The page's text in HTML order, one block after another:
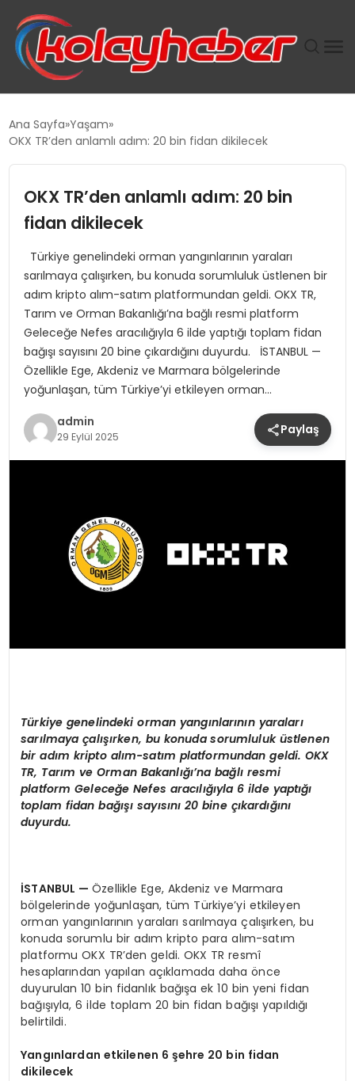
TANYER YAPI ZEMIN MÜHENDISLIĞINDE HEDEF
TOROSLAR’DA PAZAR GERGİNLİĞİ!
Ana Sayfa Yaşam
OKX TR’den anlamlı adım: 20 bin fidan dikilecek
OKX TR’den anlamlı adım: 20 bin
fidan dikilecek
Türkiye genelindeki orman yangınlarının yaraları
sarılmaya çalışırken, bu konuda sorumluluk üstlenen bir
adım kripto alım-satım platformundan geldi. OKX TR,
Tarım ve Orman Bakanlığı’na bağlı resmi platform
Geleceğe Nefes aracılığıyla 6 ilde yaptığı toplam fidan
bağışı sayısını 20 bine çıkardığını duyurdu. İSTANBUL —
Özellikle Ege, Akdeniz ve Marmara bölgelerinde
yoğunlaşan, tüm Türkiye’yi etkileyen orman…
admin
29 Eylül 2025 Paylaş
Türkiye genelindeki orman yangınlarının yaraları
sarılmaya çalışırken, bu konuda sorumluluk üstlenen
bir adım kripto alım-satım platformundan geldi. OKX
TR, Tarım ve Orman Bakanlığı’na bağlı resmi
platform Geleceğe Nefes aracılığıyla 6 ilde yaptığı
toplam fidan bağışı sayısını 20 bine çıkardığını
duyurdu.
İSTANBUL —Özellikle Ege, Akdeniz ve Marmara
bölgelerinde yoğunlaşan, tüm Türkiye’yi etkileyen
orman yangınlarının yaraları sarılmaya çalışırken, bu
konuda sorumlu bir adım kripto para alım-satım
platformu OKX TR’den geldi. OKX TR resmî
hesaplarından yapılan açıklamada daha önce
duyurulan 10 bin fidanlık bağışa ek 10 bin yeni fidan
bağışıyla, 6 ilde toplam 20 bin fidan bağışı yapıldığı
belirtildi.
Yangınlardan etkilenen 6 şehre 20 bin fidan
dikilecek